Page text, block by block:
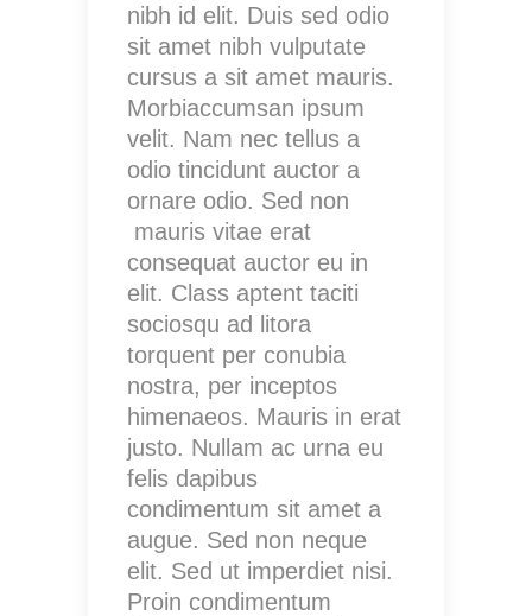
nibh id elit. Duis sed odio
sit amet nibh vulputate
cursus a sit amet mauris.
Morbiaccumsan ipsum
velit. Nam nec tellus a
odio tincidunt auctor a
ornare odio. Sed non
mauris vitae erat
consequat auctor eu in
elit. Class aptent taciti
sociosqu ad litora
torquent per conubia
nostra, per inceptos
himenaeos. Mauris in erat
justo. Nullam ac urna eu
felis dapibus
condimentum sit amet a
augue. Sed non neque
elit. Sed ut imperdiet nisi.
Proin condimentum